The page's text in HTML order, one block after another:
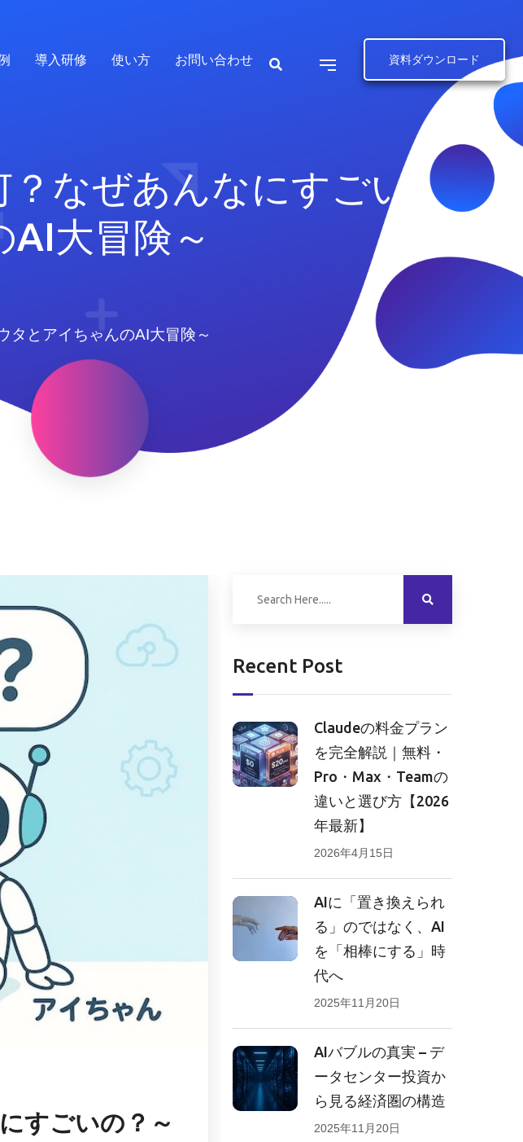
導入研修 使い方 お問い合わせ 資料ダウンロード
なぜあんなにすごい
大冒険～
タとアイちゃんのAI大冒険～
すごいの？～
Recent Post
Claudeの料金プラン
を完全解説｜無料・
Pro・Max・Teamの
違いと選び方【2026
年最新】
2026年4月15日
AIに「置き換えられ
る」のではなく、AI
を「相棒にする」時
代へ
2025年11月20日
AIバブルの真実 – デ
ータセンター投資か
ら見る経済圏の構造
2025年11月20日